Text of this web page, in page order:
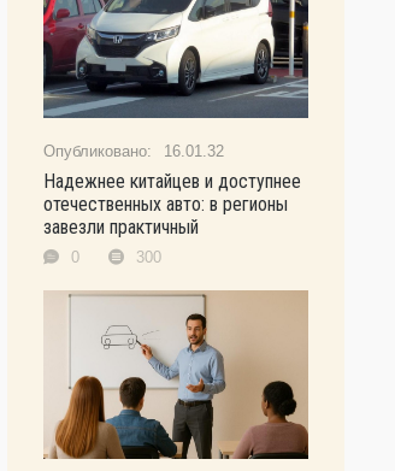
16.01.32
Надежнее китайцев и доступнее
отечественных авто: в регионы
завезли практичный
0 300